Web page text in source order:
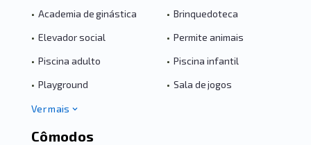
• Academia de ginástica • Brinquedoteca
• Elevador social • Permite animais
• Piscina adulto • Piscina infantil
• Playground • Sala de jogos
Ver mais
Cômodos